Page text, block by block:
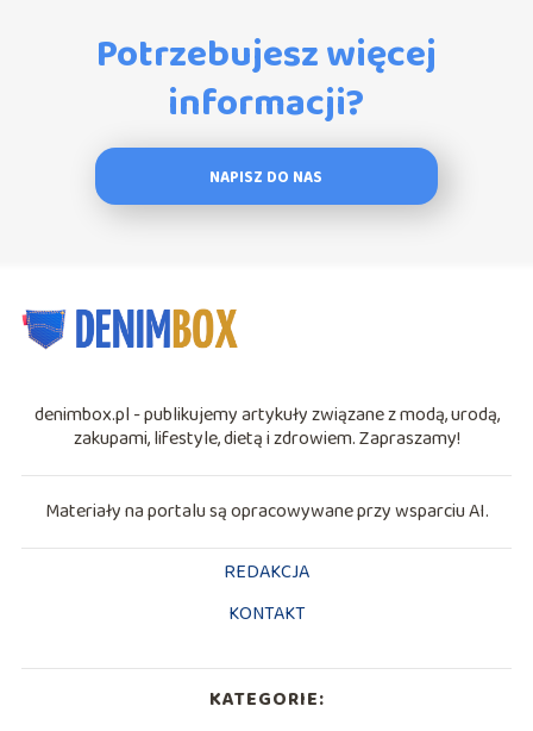
Potrzebujesz więcej
informacji?
NAPISZ DO NAS
denimbox.pl - publikujemy artykuły związane z modą, urodą,
zakupami, lifestyle, dietą i zdrowiem. Zapraszamy!
Materiały na portalu są opracowywane przy wsparciu AI.
REDAKCJA
KONTAKT
KATEGORIE: